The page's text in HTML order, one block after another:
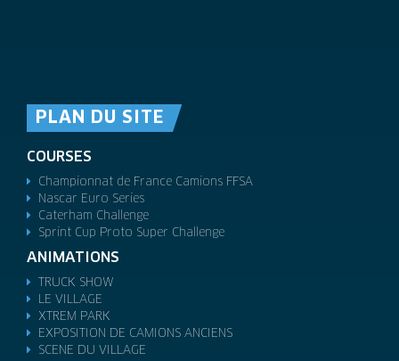
PLAN DU SITE
COURSES
Championnat de France Camions FFSA
Nascar Euro Series
Caterham Challenge
Sprint Cup Proto Super Challenge
ANIMATIONS
TRUCK SHOW
LE VILLAGE
XTREM PARK
EXPOSITION DE CAMIONS ANCIENS
SCENE DU VILLAGE